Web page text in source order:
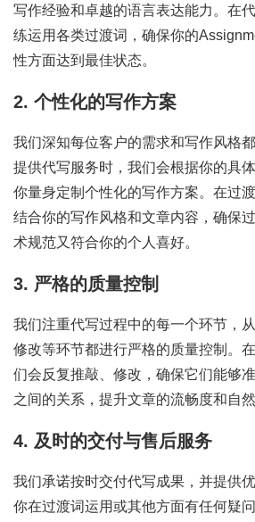
写作经验和卓越的语言表达能力。在
练运用各类过渡词，确保你的
性方面达到最佳状态。
2. 个性化的写作方案
我们深知每位客户的需求和写作风格
提供代写服务时，我们会根据你的具
你量身定制个性化的写作方案。在过
结合你的写作风格和文章内容，确保
术规范又符合你的个人喜好。
3. 严格的质量控制
我们注重代写过程中的每一个环节，
修改等环节都进行严格的质量控制。
们会反复推敲、修改，确保它们能够
之间的关系，提升文章的流畅度和自然
4. 及时的交付与售后服务
我们承诺按时交付代写成果，并提供
你在过渡词运用或其他方面有任何疑